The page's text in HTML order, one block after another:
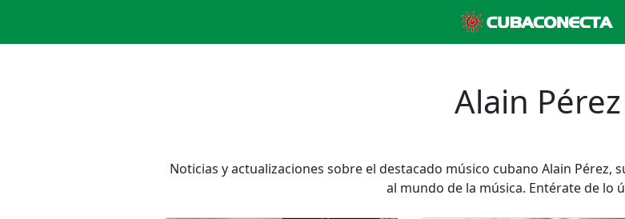
Alain Pérez
Noticias y actualizaciones sobre el destacado músico cubano Alain
al mundo de la música. Entérate de lo